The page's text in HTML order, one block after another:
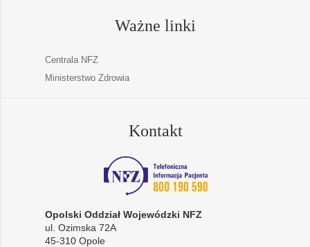
Ważne linki
Centrala NFZ
Ministerstwo Zdrowia
Kontakt
Opolski Oddział Wojewódzki NFZ
ul. Ozimska 72A
45-310 Opole